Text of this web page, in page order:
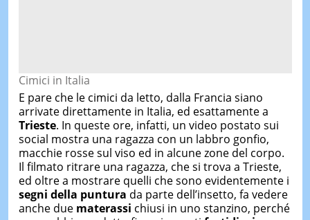
Cimici in Italia
E pare che le cimici da letto, dalla Francia siano
arrivate direttamente in Italia, ed esattamente a
Trieste. In queste ore, infatti, un video postato sui
social mostra una ragazza con un labbro gonfio,
macchie rosse sul viso ed in alcune zone del corpo.
Il filmato ritrare una ragazza, che si trova a Trieste,
ed oltre a mostrare quelli che sono evidentemente i
segni della puntura da parte dell’insetto, fa vedere
anche due materassi chiusi in uno stanzino, perché